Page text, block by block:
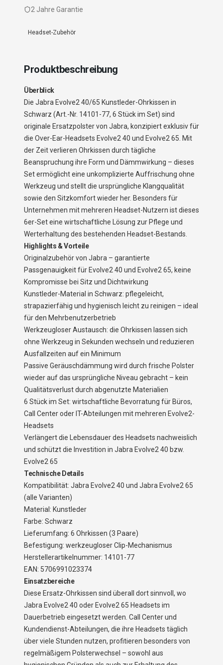
2 Jahre Garantie
Headset-Zubehör
Produktbeschreibung
Überblick
Die Jabra Evolve2 40/65 Kunstleder-Ohrkissen in
Schwarz (Art.-Nr. 14101-77, 6 Stück im Set) sind
originale Ersatzpolster von Jabra, konzipiert exklusiv für
die Over-Ear-Headsets Evolve2 40 und Evolve2 65. Mit
der Zeit verlieren Ohrkissen durch tägliche
Beanspruchung ihre Form und Dämmwirkung – dieses
Set ermöglicht eine unkomplizierte Auffrischung ohne
Werkzeug und stellt die ursprüngliche Klangqualität
sowie den Sitzkomfort wieder her. Besonders für
Unternehmen mit mehreren Headset-Nutzern ist dieses
6er-Set eine wirtschaftliche Lösung zur Pflege und
Werterhaltung des bestehenden Headset-Bestands.
Highlights & Vorteile
Originalzubehör von Jabra – garantierte
Passgenauigkeit für Evolve2 40 und Evolve2 65, keine
Kompromisse bei Sitz und Dichtwirkung
Kunstleder-Material in Schwarz: pflegeleicht,
strapazierfähig und hygienisch leicht zu reinigen – ideal
für den Mehrbenutzerbetrieb
Werkzeugloser Austausch: die Ohrkissen lassen sich
ohne Werkzeug in Sekunden wechseln und reduzieren
Ausfallzeiten auf ein Minimum
Passive Geräuschdämmung wird durch frische Polster
wieder auf das ursprüngliche Niveau gebracht – kein
Qualitätsverlust durch abgenutzte Materialien
6 Stück im Set: wirtschaftliche Bevorratung für Büros,
Call Center oder IT-Abteilungen mit mehreren Evolve2-
Headsets
Verlängert die Lebensdauer des Headsets nachweislich
und schützt die Investition in Jabra Evolve2 40 bzw.
Evolve2 65
Technische Details
Kompatibilität: Jabra Evolve2 40 und Jabra Evolve2 65
(alle Varianten)
Material: Kunstleder
Farbe: Schwarz
Lieferumfang: 6 Ohrkissen (3 Paare)
Befestigung: werkzeugloser Clip-Mechanismus
Herstellerartikelnummer: 14101-77
EAN: 5706991023374
Einsatzbereiche
Diese Ersatz-Ohrkissen sind überall dort sinnvoll, wo
Jabra Evolve2 40 oder Evolve2 65 Headsets im
Dauerbetrieb eingesetzt werden. Call Center und
Kundendienst-Abteilungen, die ihre Headsets täglich
über viele Stunden nutzen, profitieren besonders von
regelmäßigem Polsterwechsel – sowohl aus